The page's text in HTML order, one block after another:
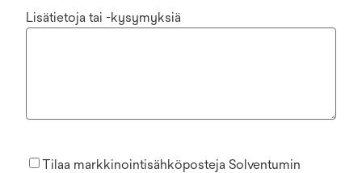
Lisätietoja tai -kysymyksiä
Tilaa markkinointisähköposteja Solventumin